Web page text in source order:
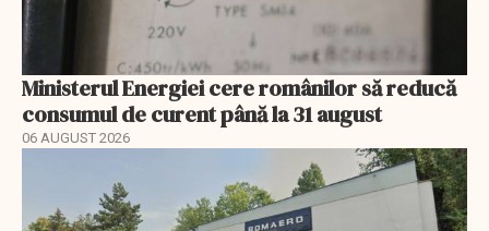
Ministerul Energiei cere românilor să reducă
consumul de curent până la 31 august
06 AUGUST 2026